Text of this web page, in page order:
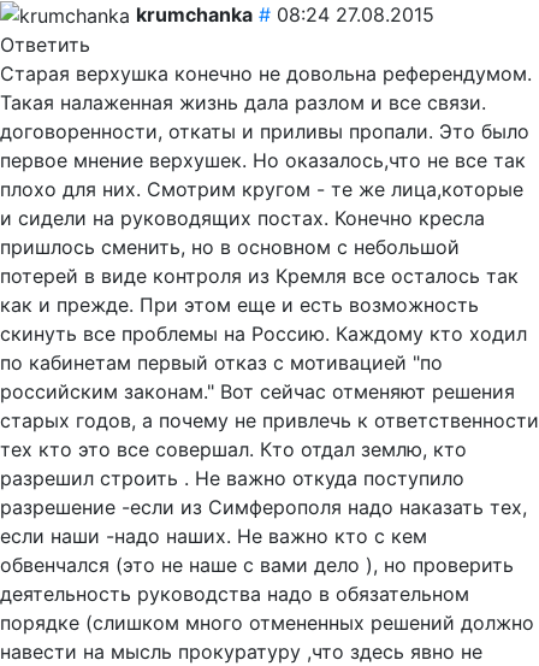
krumchanka # 08:24 27.08.2015
Ответить
Старая верхушка конечно не довольна референдумом.
Такая налаженная жизнь дала разлом и все связи.
договоренности, откаты и приливы пропали. Это было
первое мнение верхушек. Но оказалось,что не все так
плохо для них. Смотрим кругом - те же лица,которые
и сидели на руководящих постах. Конечно кресла
пришлось сменить, но в основном с небольшой
потерей в виде контроля из Кремля все осталось так
как и прежде. При этом еще и есть возможность
скинуть все проблемы на Россию. Каждому кто ходил
по кабинетам первый отказ с мотивацией "по
российским законам." Вот сейчас отменяют решения
старых годов, а почему не привлечь к ответственности
тех кто это все совершал. Кто отдал землю, кто
разрешил строить . Не важно откуда поступило
разрешение -если из Симферополя надо наказать тех,
если наши -надо наших. Не важно кто с кем
обвенчался (это не наше с вами дело ), но проверить
деятельность руководства надо в обязательном
порядке (слишком много отмененных решений должно
навести на мысль прокуратуру ,что здесь явно не